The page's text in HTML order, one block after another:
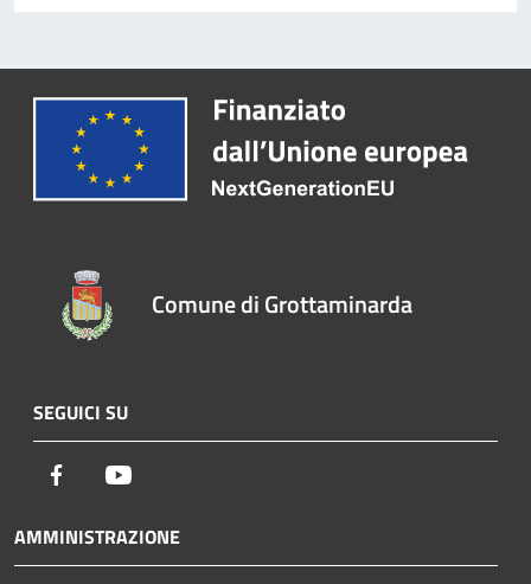
Comune di Grottaminarda
SEGUICI SU
Facebook
AMMINISTRAZIONE